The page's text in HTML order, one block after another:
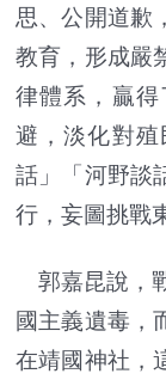
思、公開道歉
教育，形成嚴
律體系，贏得
避，淡化對
話」「河野談
行，妄圖挑戰
郭嘉昆說，
國主義遺毒，
在靖國神社，